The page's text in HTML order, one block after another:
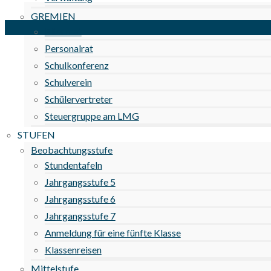
GREMIEN
Personalrat
Schulkonferenz
Schulverein
Schülervertreter
Steuergruppe am LMG
STUFEN
Beobachtungsstufe
Stundentafeln
Jahrgangsstufe 5
Jahrgangsstufe 6
Jahrgangsstufe 7
Anmeldung für eine fünfte Klasse
Klassenreisen
Mittelstufe